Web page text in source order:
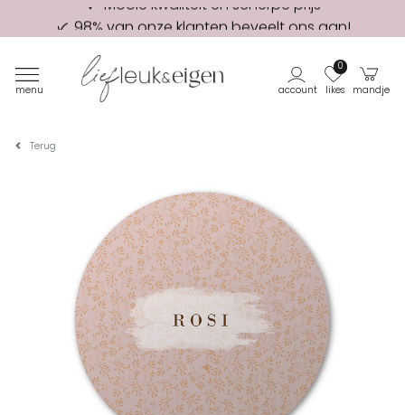
98% van onze klanten beveelt ons aan!
Eerste proefdruk GRATIS
menu account likes
0
mandje
Terug